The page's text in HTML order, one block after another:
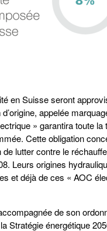
en Suisse seront
appelée
» garantira toute
Cette obligation
lutter contre le
Leurs origines
et déjà de ces « AOC
de son
Stratégie énergétique